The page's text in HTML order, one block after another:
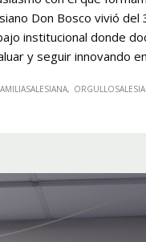
Don Bosco vivió
institucional donde
y seguir innovando